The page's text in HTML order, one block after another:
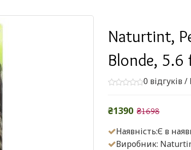
Naturtint,
Blonde,
0 відгуків/
₴1390 ₴1698
Наявність:Є в
Виробник: